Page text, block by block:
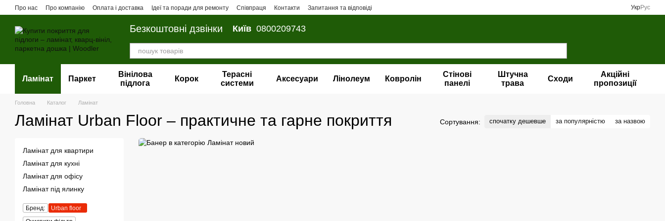
Перейти до основного контенту
Про нас Про компанію Оплата і доставка Ідеї та поради для ремонту Співпраця Контакти Запитання та відповіді УкрРус
Безкоштовні дзвінки Київ 0800209743
Ламінат Паркет
Вінілова
пiдлога
Корок
Терасні
системи
Аксесуари Лінолеум Ковролін
Стінові
панелі
Штучна
трава
Сходи
Акційні
пропозиції
Головна Каталог Ламінат
Ламінат Urban Floor – практичне та гарне покриття Сортування: спочатку дешевше за популярністю за назвою
Ламінат для квартири
Ламінат для кухні
Ламінат для офісу
Ламінат під ялинку
Бренд:
Urban floor